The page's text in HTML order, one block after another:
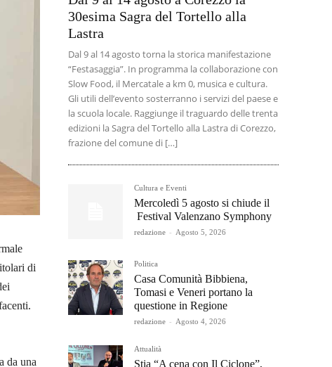
di
da una
30esima Sagra del Tortello alla
Lastra
Dal 9 al 14 agosto torna la storica manifestazione
“Festasaggia”. In programma la collaborazione con
Slow Food, il Mercatale a km 0, musica e cultura.
Gli utili dell’evento sosterranno i servizi del paese e
la scuola locale. Raggiunge il traguardo delle trenta
edizioni la Sagra del Tortello alla Lastra di Corezzo,
frazione del comune di […]
Cultura e Eventi
Mercoledì 5 agosto si chiude il
Festival Valenzano Symphony
redazione - Agosto 5, 2026
Politica
Casa Comunità Bibbiena,
Tomasi e Veneri portano la
questione in Regione
redazione - Agosto 4, 2026
Attualità
Stia “A cena con Il Ciclone”,